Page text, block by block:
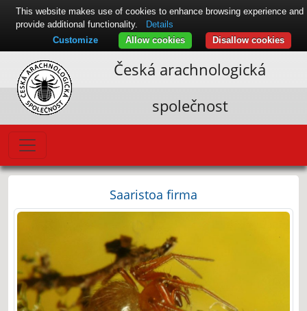
Česká arachnologická
společnost
Saaristoa firma
This website makes use of cookies to enhance browsing experience and
provide additional functionality.
Details
Disallow cookies
Allow cookies
Customize